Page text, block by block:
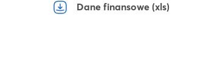
Dane finansowe (xls)